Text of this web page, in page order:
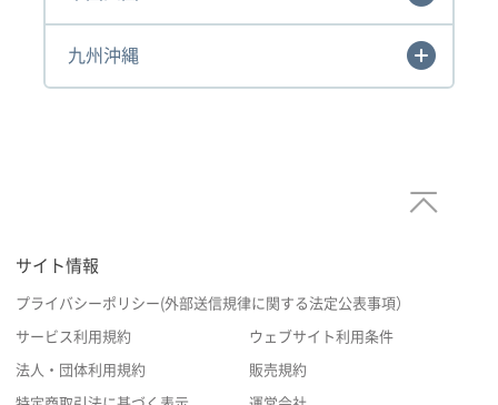
九州沖縄
サイト情報
プライバシーポリシー(外部送信規律に関する法定公表事項）
サービス利用規約 ウェブサイト利用条件
法人・団体利用規約 販売規約